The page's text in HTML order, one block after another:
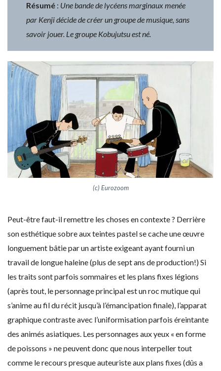
Résumé : Une bande de lycéens marginaux menée
par Kenji décide de créer un groupe de musique, sans
savoir jouer. Le groupe Kobujutsu est né.
(c) Eurozoom
Peut-être faut-il remettre les choses en contexte ? Derrière
son esthétique sobre aux teintes pastel se cache une œuvre
longuement bâtie par un artiste exigeant ayant fourni un
travail de longue haleine (plus de sept ans de production!) Si
les traits sont parfois sommaires et les plans fixes légions
(après tout, le personnage principal est un roc mutique qui
s’anime au fil du récit jusqu’à l’émancipation finale), l’apparat
graphique contraste avec l’uniformisation parfois éreintante
des animés asiatiques. Les personnages aux yeux « en forme
de poissons » ne peuvent donc que nous interpeller tout
comme le recours presque auteuriste aux plans fixes (dûs a